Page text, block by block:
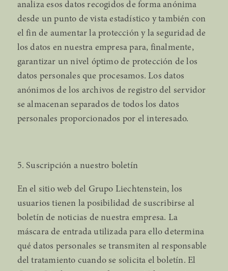
analiza esos datos recogidos de forma anónima
desde un punto de vista estadístico y también con
el fin de aumentar la protección y la seguridad de
los datos en nuestra empresa para, finalmente,
garantizar un nivel óptimo de protección de los
datos personales que procesamos. Los datos
anónimos de los archivos de registro del servidor
se almacenan separados de todos los datos
personales proporcionados por el interesado.
5. Suscripción a nuestro boletín
En el sitio web del Grupo Liechtenstein, los
usuarios tienen la posibilidad de suscribirse al
boletín de noticias de nuestra empresa. La
máscara de entrada utilizada para ello determina
qué datos personales se transmiten al responsable
del tratamiento cuando se solicita el boletín. El